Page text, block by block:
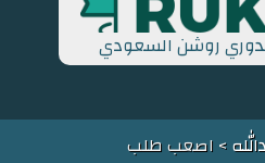
لدوري روشن السعودي
> اصعب طلب